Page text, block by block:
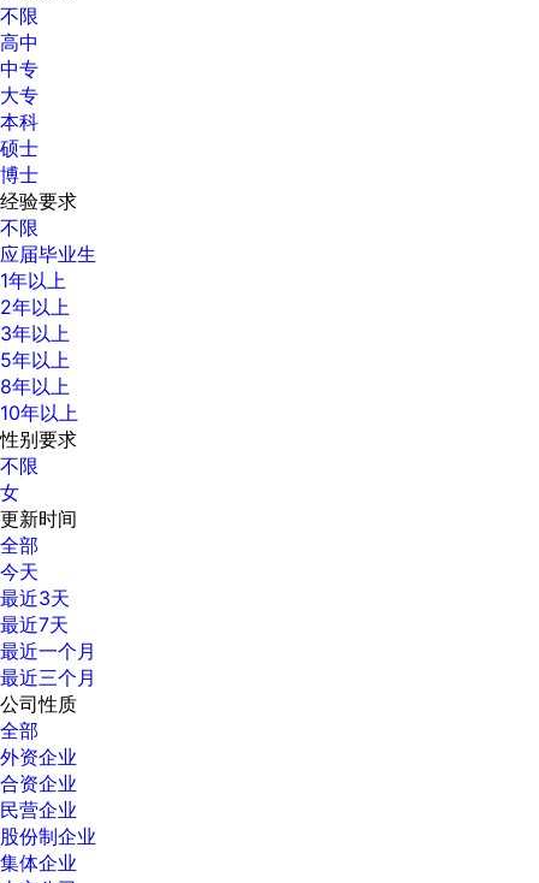
不限
高中
中专
大专
本科
硕士
博士
经验要求
不限
应届毕业生
1年以上
2年以上
3年以上
5年以上
8年以上
10年以上
性别要求
不限
女
更新时间
全部
今天
最近3天
最近7天
最近一个月
最近三个月
公司性质
全部
外资企业
合资企业
民营企业
股份制企业
集体企业